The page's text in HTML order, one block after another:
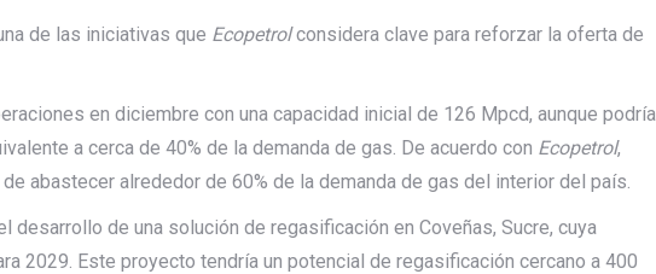
de las iniciativas que Ecopetrolconsidera clave para reforzar la oferta de
en diciembre con una capacidad inicial de 126 Mpcd, aunque podría
a cerca de 40% de la demanda de gas. De acuerdo con Ecopetrol,
abastecer alrededor de 60% de la demanda de gas del interior del país.
desarrollo de una solución de regasificación en Coveñas, Sucre, cuya
2029. Este proyecto tendría un potencial de regasificación cercano a 400